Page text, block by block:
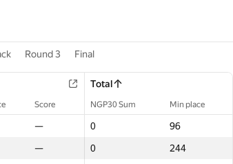
Round 3 Final
Total
Score NGP30 Sum Min place
— 0
96
— 0
244